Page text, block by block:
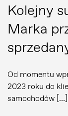
Kolejny
Marka
Od momentu
2023 roku do
samochodów […]